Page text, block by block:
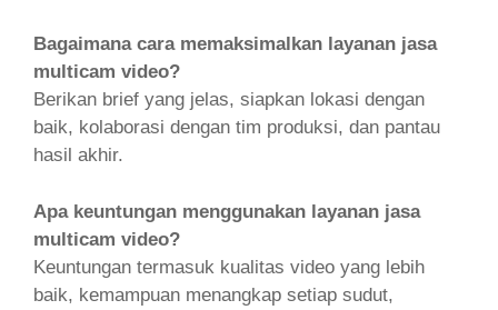
Bagaimana cara memaksimalkan layanan jasa
multicam video?
Berikan brief yang jelas, siapkan lokasi dengan
baik, kolaborasi dengan tim produksi, dan pantau
hasil akhir.
Apa keuntungan menggunakan layanan jasa
multicam video?
Keuntungan termasuk kualitas video yang lebih
baik, kemampuan menangkap setiap sudut,